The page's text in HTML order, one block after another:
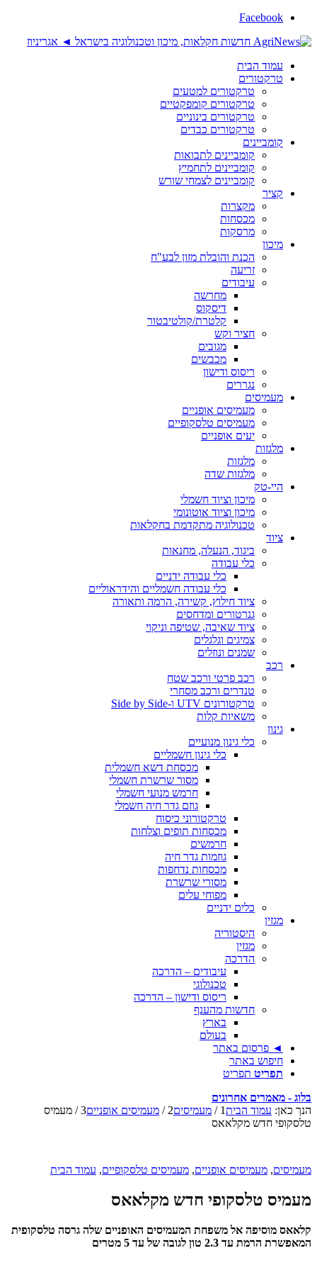
Facebook
עמוד הבית
טרקטורים
טרקטורים למטעים
טרקטורים קומפקטיים
טרקטורים בינוניים
טרקטורים כבדים
קומביינים
קומביינים לתבואות
קומביינים לתחמיץ
קומביינים לצמחי שורש
קציר
מקצרות
מכסחות
מרסקות
מיכון
הכנת והובלת מזון לבע"ח
זריעה
עיבודים
מחרשה
דיסקוס
קלטרת/קולטיבטור
חציר וקש
מגובים
מכבשים
ריסוס ודישון
נגררים
מעמיסים
מעמיסים אופניים
מעמיסים טלסקופיים
יעים אופניים
מלגזות
מלגזות
מלגזות שדה
היי-טק
מיכון וציוד חשמלי
מיכון וציוד אוטונומי
טכנולוגיה מתקדמת בחקלאות
ציוד
ביגוד, הנעלה, מחנאות
כלי עבודה
כלי עבודה ידניים
כלי עבודה חשמליים והידראוליים
ציוד חילוץ, קשירה, הרמה ותאורה
גנרטורים ומדחסים
ציוד שאיבה, שטיפה וניקוי
צמיגים וגלגלים
שמנים ונוזלים
רכב
רכב פרטי ורכב שטח
טנדרים ורכב מסחרי
טרקטורונים UTV ו-Side by Side
משאיות קלות
גינון
כלי גינון מנועיים
כלי גינון חשמליים
מכסחת דשא חשמלית
מסור שרשרת חשמלי
חרמש מנועי חשמלי
גוזם גדר חיה חשמלי
טרקטורוני כיסוח
מכסחות תופים וצלחות
חרמשים
גוזמות גדר חיה
מכסחות נדחפות
מסורי שרשרת
מפוחי עלים
כלים ידניים
מגזין
היסטוריה
מגזין
הדרכה
עיבודים – הדרכה
טכנולוגי
ריסוס ודישון – הדרכה
חדשות מהענף
בארץ
בעולם
◄ פרסום באתר
חיפוש באתר
תפריט תפריט
בלוג - מאמרים אחרונים
הנך כאן: עמוד הבית1
/ מעמיסים2
/ מעמיסים אופניים3
/ מעמיס
טלסקופי חדש מקלאאס
מעמיסים, מעמיסים אופניים, מעמיסים טלסקופיים, עמוד הבית
מעמיס טלסקופי חדש מקלאאס
קלאאס מוסיפה אל משפחת המעמיסים האופניים שלה גרסה טלסקופית
המאפשרת הרמת עד 2.3 טון לגובה של עד 5 מטרים